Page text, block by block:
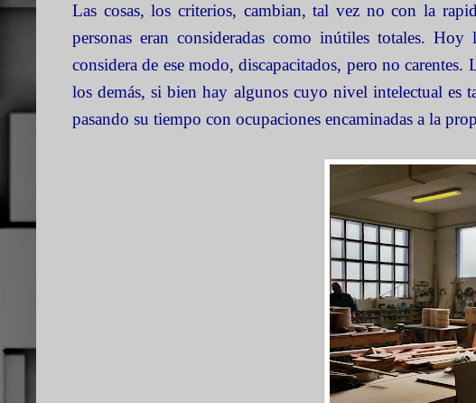
Las cosas, los criterios, cambian, tal vez no con la
personas eran consideradas como inútiles totales.
considera de ese modo, discapacitados, pero no
los demás, si bien hay algunos cuyo nivel intelectual es
pasando su tiempo con ocupaciones encaminadas a la